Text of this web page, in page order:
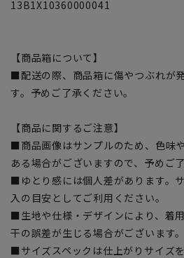
13B1X10360000041
【商品箱について】
■配送の際、商品箱に傷やつぶれが
す。予めご了承ください。
【商品に関するご注意】
■商品画像はサンプルのため、色味
ある場合がございますので、予めご
■ゆとり感には個人差があります。
入の目安としてご利用ください。
■生地や仕様・デザインにより、着
干の誤差が生じる場合がございます
■サイズスペックは仕上がりサイズ